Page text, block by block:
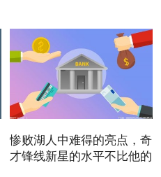
惨败湖人中难得的亮点，奇
才锋线新星的水平不比他的